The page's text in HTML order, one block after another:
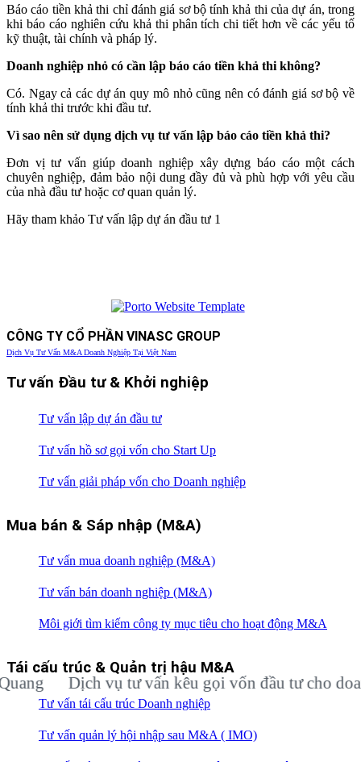
Báo cáo tiền khả thi chỉ đánh giá sơ bộ tính khả thi của dự án, trong
khi báo cáo nghiên cứu khả thi phân tích chi tiết hơn về các yếu tố
kỹ thuật, tài chính và pháp lý.
Doanh nghiệp nhỏ có cần lập báo cáo tiền khả thi không?
Có. Ngay cả các dự án quy mô nhỏ cũng nên có đánh giá sơ bộ về
tính khả thi trước khi đầu tư.
Vì sao nên sử dụng dịch vụ tư vấn lập báo cáo tiền khả thi?
Đơn vị tư vấn giúp doanh nghiệp xây dựng báo cáo một cách
chuyên nghiệp, đảm bảo nội dung đầy đủ và phù hợp với yêu cầu
của nhà đầu tư hoặc cơ quan quản lý.
Hãy tham khảo Tư vấn lập dự án đầu tư 1
CÔNG TY CỔ PHẦN VINASC GROUP
Dịch Vụ Tư Vấn M&A Doanh Nghiệp Tại Việt Nam
Tư vấn Đầu tư & Khởi nghiệp
Tư vấn lập dự án đầu tư
Tư vấn hồ sơ gọi vốn cho Start Up
Tư vấn giải pháp vốn cho Doanh nghiệp
Mua bán & Sáp nhập (M&A)
Tư vấn mua doanh nghiệp (M&A)
Tư vấn bán doanh nghiệp (M&A)
Môi giới tìm kiếm công ty mục tiêu cho hoạt động M&A
Tái cấu trúc & Quản trị hậu M&A
Tư vấn tái cấu trúc Doanh nghiệp
Tư vấn quản lý hội nhập sau M&A ( IMO)
Dịch vụ tư vấn kêu gọi vốn đầu tư cho doanh